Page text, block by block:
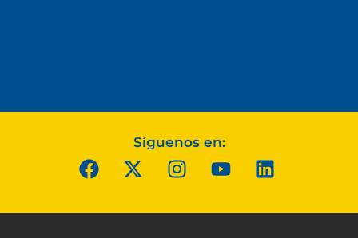
Síguenos en: